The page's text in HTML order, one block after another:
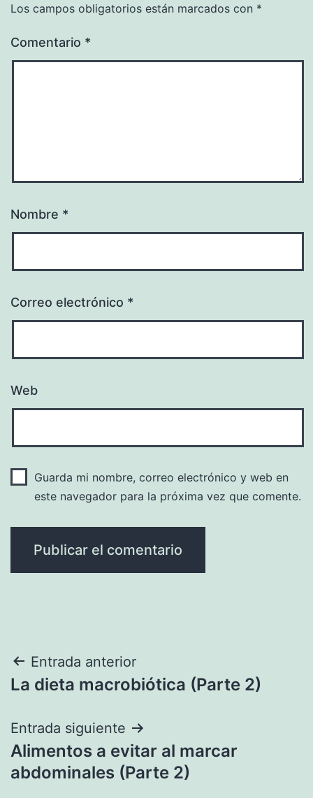
Los campos obligatorios están marcados con *
Comentario *
Nombre *
Correo electrónico *
Web
Guarda mi nombre, correo electrónico y web en
este navegador para la próxima vez que comente.
Navegación
de
entradas
Entrada anterior
La dieta macrobiótica (Parte 2)
Entrada siguiente
Alimentos a evitar al marcar
abdominales (Parte 2)